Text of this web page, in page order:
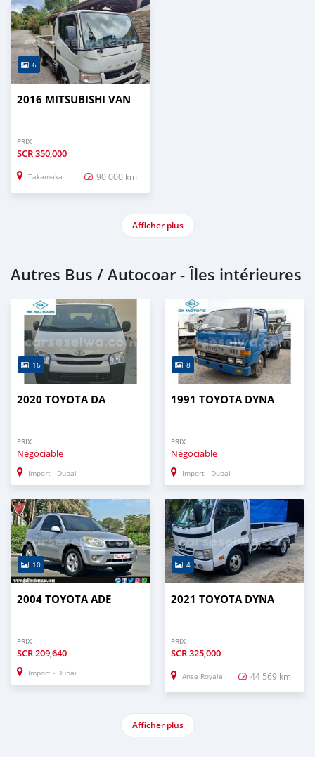
6
2016 MITSUBISHI VAN
PRIX
SCR350,000
Takamaka 90 000 km
Afficher plus
Autres Bus / Autocoar - Îles intérieures
16
2020 TOYOTA DA
PRIX
Négociable
Import - Dubai
8
1991 TOYOTA DYNA
PRIX
Négociable
Import - Dubai
10
2004 TOYOTA ADE
PRIX
SCR209,640
Import - Dubai
4
2021 TOYOTA DYNA
PRIX
SCR325,000
Anse Royale 44 569 km
Afficher plus